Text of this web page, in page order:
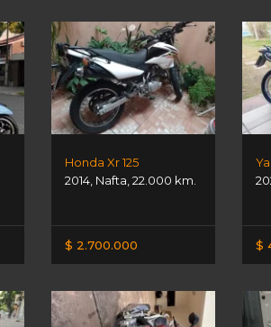
Honda Xr 125
2014 Nafta ,22.000 km.
$ 2.700.000 $